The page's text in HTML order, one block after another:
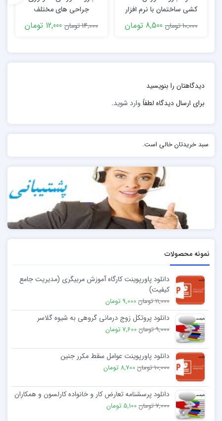
3) توانایی دست زدن به اقدام مؤثر را در خود ببیند (خود-
کارآمدي ).و « کنترل درك شده » حصول این توانایی ناشی از
کشی ساختمان با نرم افزار
Auto CAD
10,000 تومان 8,500 تومان
جراحی های مختلف
14,000 تومان
12,000 تومان
دیدگاهتان را بنویسید
برای ارسال دیدگاه لطفاً وارد شوید.
سبد خریدتان خالی است.
نمونه محصولات
دانلود پاورپوینت کارگاه آموزش مربیگری (مدیریت جامع
کیفیت)
11,000 تومان 9,000 تومان
دانلود پروتکل زوج درمانی گروهی به شیوه گلاسر
9,000 تومان 7,600 تومان
دانلود پاورپوینت عوامل سقط مکرر جنین
10,000 تومان 8,700 تومان
دانلود پرسشنامه تعارض كار و خانواده کارلسون و همکاران
7,000 تومان 5,100 تومان